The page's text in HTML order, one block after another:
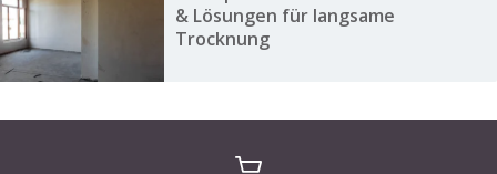
& Lösungen für langsame
Trocknung